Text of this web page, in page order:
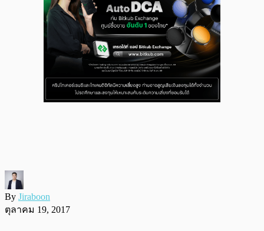
By Jiraboon
ตุลาคม 19, 2017